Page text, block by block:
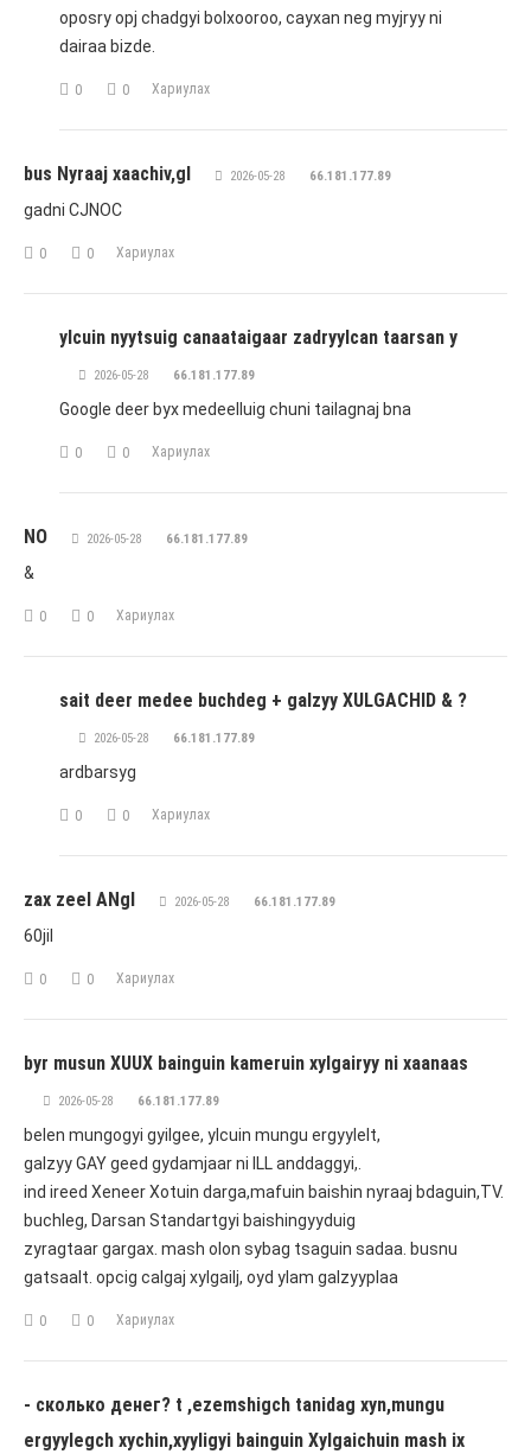
oposry opj chadgyi bolxooroo, cayxan neg myjryy ni
dairaa bizde.
0 0 Хариулах
bus Nyraaj xaachiv,gl 2026-05-28 66.181.177.89
gadni CJNOC
0 0 Хариулах
ylcuin nyytsuig canaataigaar zadryylcan taarsan y
2026-05-28 66.181.177.89
Google deer byx medeelluig chuni tailagnaj bna
0 0 Хариулах
NO 2026-05-28 66.181.177.89
&
0 0 Хариулах
sait deer medee buchdeg + galzyy XULGACHID & ?
2026-05-28 66.181.177.89
ardbarsyg
0 0 Хариулах
zax zeel ANgl 2026-05-28 66.181.177.89
60jil
0 0 Хариулах
byr musun XUUX bainguin kameruin xylgairyy ni xaanaas
2026-05-28 66.181.177.89
belen mungogyi gyilgee, ylcuin mungu ergyylelt,
galzyy GAY geed gydamjaar ni ILL anddaggyi,.
ind ireed Xeneer Xotuin darga,mafuin baishin nyraaj bdaguin,TV.
buchleg, Darsan Standartgyi baishingyyduig
zyragtaar gargax. mash olon sybag tsaguin sadaa. busnu
gatsaalt. opcig calgaj xylgailj, oyd ylam galzyyplaa
0 0 Хариулах
- сколько денег? t ,ezemshigch tanidag xyn,mungu
ergyylegch xychin,xyyligyi bainguin Xylgaichuin mash ix